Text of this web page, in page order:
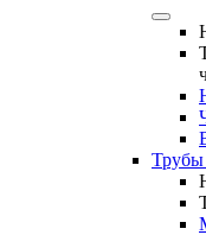
Трубы